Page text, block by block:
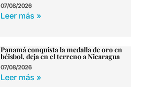
07/08/2026
Leer más »
Panamá conquista la medalla de oro en
béisbol, deja en el terreno a Nicaragua
07/08/2026
Leer más »